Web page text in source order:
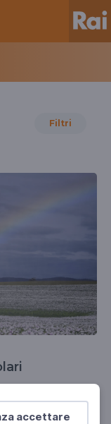
accettare
Filtri